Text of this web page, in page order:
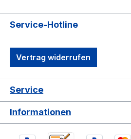
Service-Hotline
Vertrag widerrufen
Service
Informationen